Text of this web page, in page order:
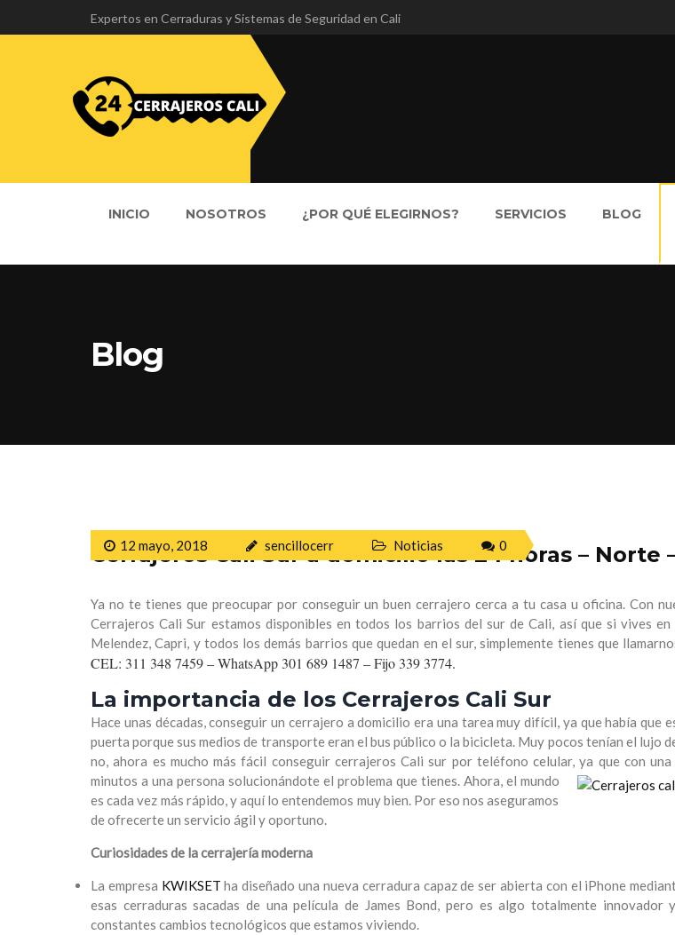
Expertos en Cerraduras y Sistemas de Seguridad en Cali
INICIO NOSOTROS ¿POR QUÉ ELEGIRNOS? SERVICIOS BLOG
Blog
12 mayo, 2018 sencillocerr Noticias 0
Cerrajeros Cali Sur a domicilio las 24 horas – Norte
Ya no te tienes que preocupar por conseguir un buen cerrajero cerca a tu casa u oficina. Con
Cerrajeros Cali Sur estamos disponibles en todos los barrios del sur de Cali, así que si vives en
Melendez, Capri, y todos los demás barrios que quedan en el sur, simplemente tienes que
CEL: 311 348 7459 – WhatsApp 301 689 1487 – Fijo 339 3774.
La importancia de los Cerrajeros Cali Sur
Hace unas décadas, conseguir un cerrajero a domicilio era una tarea muy difícil, ya que había que
puerta porque sus medios de transporte eran el bus público o la bicicleta. Muy pocos tenían el lujo
no, ahora es mucho más fácil conseguir cerrajeros Cali sur por teléfono celular, ya que con
minutos a una persona solucionándote el problema que tienes. Ahora, el mundo
es cada vez más rápido, y aquí lo entendemos muy bien. Por eso nos aseguramos
de ofrecerte un servicio ágil y oportuno.
Curiosidades de la cerrajería moderna
La empresa KWIKSET ha diseñado una nueva cerradura capaz de ser abierta con el iPhone
esas cerraduras sacadas de una película de James Bond, pero es algo totalmente innovador
constantes cambios tecnológicos que estamos viviendo.